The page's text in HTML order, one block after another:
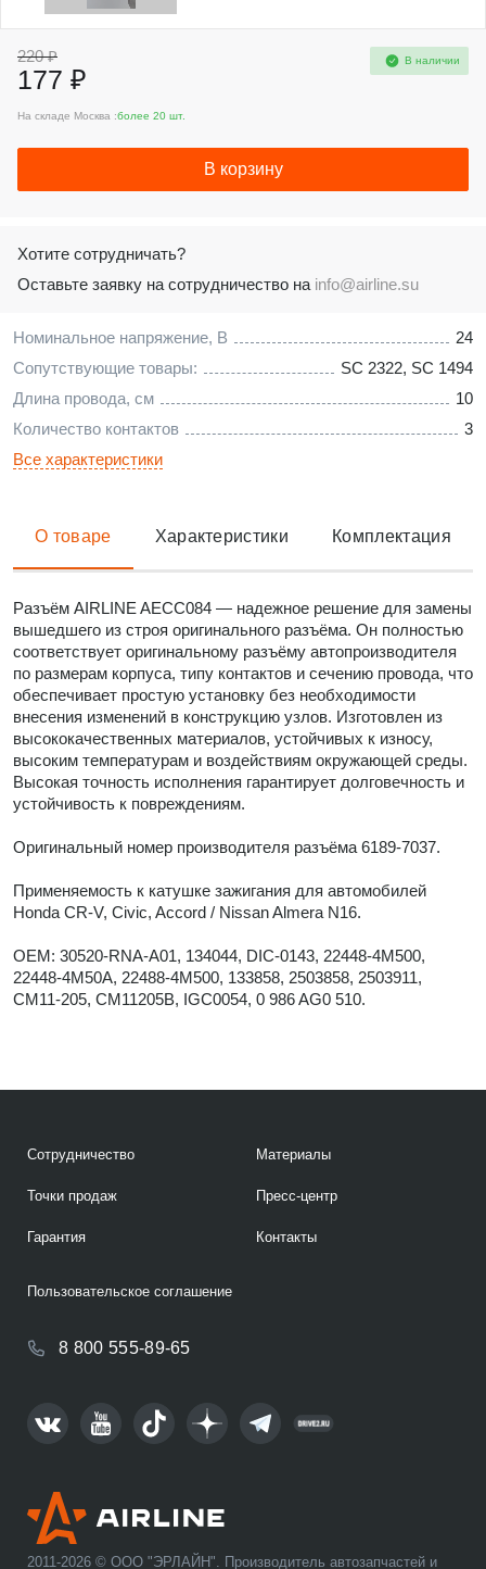
Номинальное напряжение, В
24
Сопутствующие товары:
SC 2322, SC 1494
Длина провода, см
10
Количество контактов
3
Все характеристики
220 ₽
177 ₽
В наличии
На складе Москва :более 20 шт.
В корзину
Хотите сотрудничать?
Оставьте заявку на сотрудничество на info@airline.su
О товаре Характеристики Комплектация
Разъём AIRLINE AECC084 — надежное решение для замены
вышедшего из строя оригинального разъёма. Он полностью
соответствует оригинальному разъёму автопроизводителя
по размерам корпуса, типу контактов и сечению провода, что
обеспечивает простую установку без необходимости
внесения изменений в конструкцию узлов. Изготовлен из
высококачественных материалов, устойчивых к износу,
высоким температурам и воздействиям окружающей среды.
Высокая точность исполнения гарантирует долговечность и
устойчивость к повреждениям.
Оригинальный номер производителя разъёма 6189-7037.
Применяемость к катушке зажигания для автомобилей
Honda CR-V, Civic, Accord / Nissan Almera N16.
OEM: 30520-RNA-A01, 134044, DIC-0143, 22448-4M500,
22448-4M50A, 22488-4M500, 133858, 2503858, 2503911,
CM11-205, CM11205B, IGC0054, 0 986 AG0 510.
2011-2026 © ООО "ЭРЛАЙН". Производитель автозапчастей и
Сотрудничество
Точки продаж
Гарантия
Материалы
Пресс-центр
Контакты
8 800 555-89-65
Пользовательское соглашение